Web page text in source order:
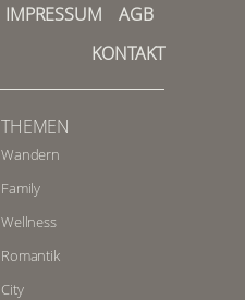
IMPRESSUM
AGB
KONTAKT
THEMEN
Wandern
Family
Wellness
Romantik
City